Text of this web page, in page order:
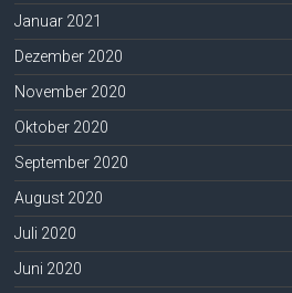
Januar 2021
Dezember 2020
November 2020
Oktober 2020
September 2020
August 2020
Juli 2020
Juni 2020